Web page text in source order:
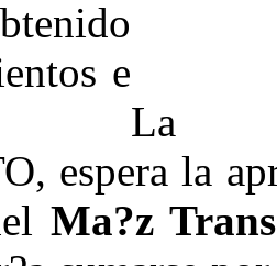
La
espera la
Ma?z